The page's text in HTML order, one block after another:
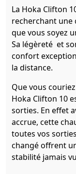
La Hoka Clifton
recherchant
que vous soyez
Sa légèreté et
confort
la distance.
Que vous
Hoka Clifton 10
sorties. En effet
accrue, cette
toutes vos
changé offrent
stabilité jamais